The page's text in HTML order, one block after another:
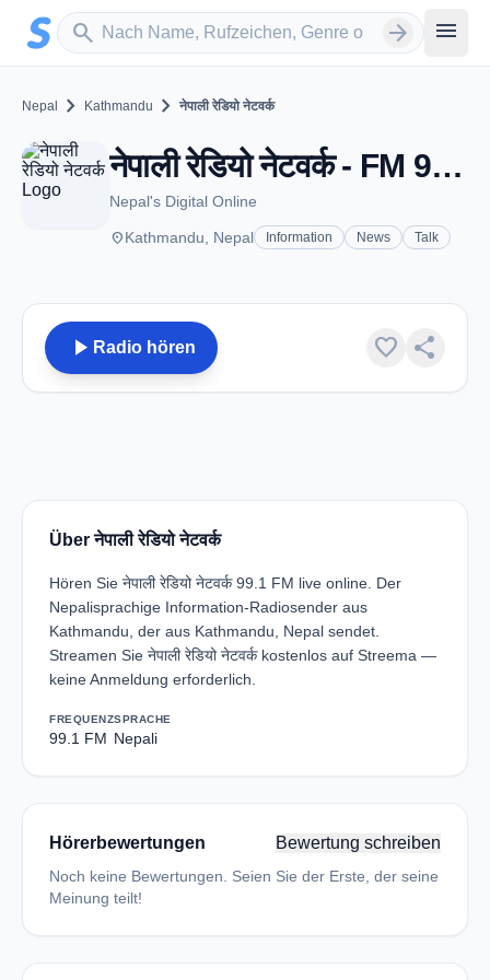
Zum Hauptinhalt springen
search
Sender suchen arrow_forward menu
Nepal chevron_right Kathmandu chevron_right नेपाली रेडियो नेटवर्क
नेपाली रेडियो नेटवर्क - FM 99.1 - Kathmandu
Nepal's Digital Online
placeKathmandu, Nepal Information News Talk
play_arrow Radio hören favorite share
Über नेपाली रेडियो नेटवर्क
Hören Sie नेपाली रेडियो नेटवर्क 99.1 FM live online. Der
Nepalisprachige Information-Radiosender aus
Kathmandu, der aus Kathmandu, Nepal sendet.
Streamen Sie नेपाली रेडियो नेटवर्क kostenlos auf Streema —
keine Anmeldung erforderlich.
FREQUENZ
99.1 FM
SPRACHE
Nepali
Hörerbewertungen Bewertung schreiben
Noch keine Bewertungen. Seien Sie der Erste, der seine
Meinung teilt!